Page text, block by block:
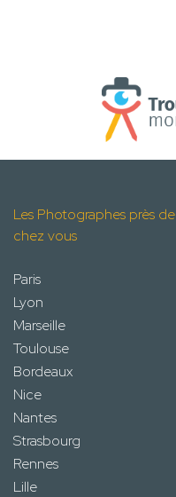
Les Photographes près de
chez vous
Paris
Lyon
Marseille
Toulouse
Bordeaux
Nice
Nantes
Strasbourg
Rennes
Lille